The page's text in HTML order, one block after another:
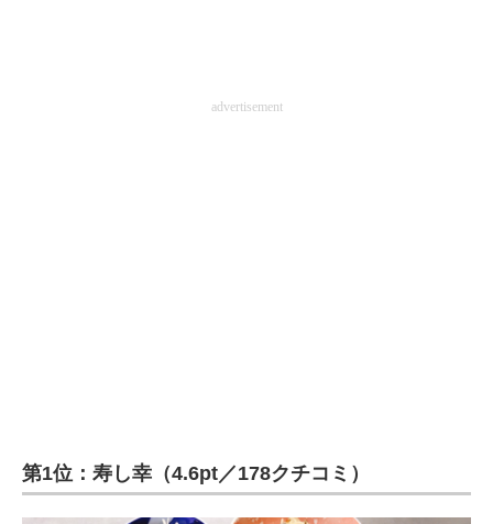
advertisement
第1位：寿し幸（4.6pt／178クチコミ）